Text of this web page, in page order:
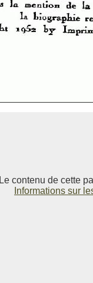
Le contenu de cette
Informations sur